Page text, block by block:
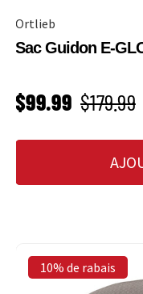
Ortlieb
Sac Guidon E-
PRIX SOLDÉ
$99.99 Prix
$179.99
10% de rabais